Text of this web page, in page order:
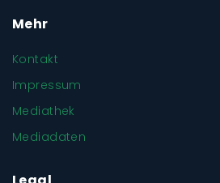
Mehr
Kontakt
Impressum
Mediathek
Mediadaten